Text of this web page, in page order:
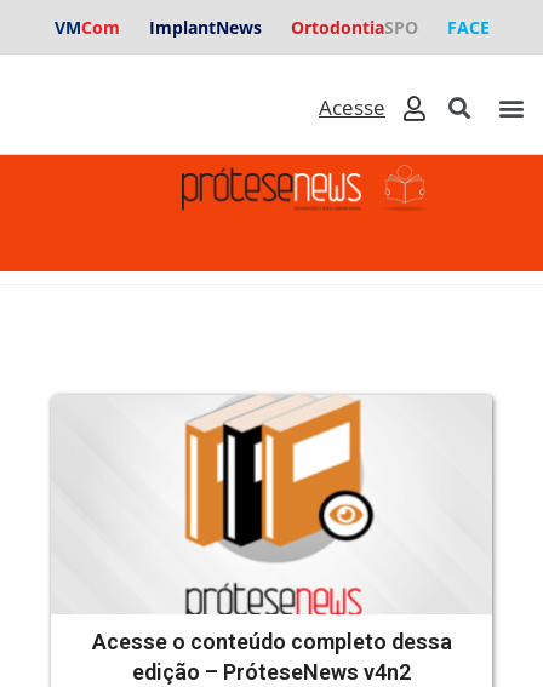
VMCom ImplantNews OrtodontiaSPO FACE
Acesse o conteúdo completo dessa
edição – PróteseNews v4n2